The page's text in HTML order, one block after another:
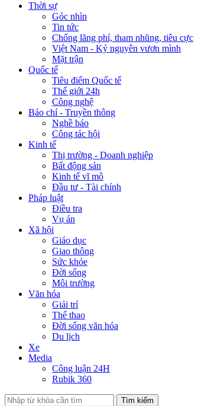
Thời sự
Góc nhìn
Tin tức
Chống lãng phí, tham nhũng, tiêu cực
Việt Nam - Kỷ nguyên vươn mình
Mặt trận
Quốc tế
Tiêu điểm Quốc tế
Thế giới 24h
Công nghệ
Báo chí - Truyền thông
Nghề báo
Công tác hội
Kinh tế
Thị trường - Doanh nghiệp
Bất động sản
Kinh tế vĩ mô
Đầu tư - Tài chính
Pháp luật
Điều tra
Vụ án
Xã hội
Giáo dục
Giao thông
Sức khỏe
Đời sống
Môi trường
Văn hóa
Giải trí
Thể thao
Đời sống văn hóa
Du lịch
Xe
Media
Công luận 24H
Rubik 360
Tìm kiếm